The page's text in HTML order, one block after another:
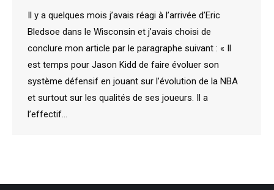
Il y a quelques mois j’avais réagi à l’arrivée d’Eric
Bledsoe dans le Wisconsin et j’avais choisi de
conclure mon article par le paragraphe suivant : « Il
est temps pour Jason Kidd de faire évoluer son
système défensif en jouant sur l’évolution de la NBA
et surtout sur les qualités de ses joueurs. Il a
l’effectif…